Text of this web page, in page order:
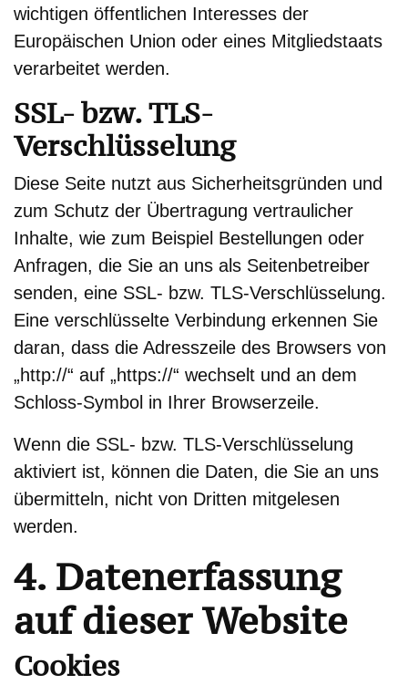
wichtigen öffentlichen Interesses der
Europäischen Union oder eines Mitgliedstaats
verarbeitet werden.
SSL- bzw. TLS-
Verschlüsselung
Diese Seite nutzt aus Sicherheitsgründen und
zum Schutz der Übertragung vertraulicher
Inhalte, wie zum Beispiel Bestellungen oder
Anfragen, die Sie an uns als Seitenbetreiber
senden, eine SSL- bzw. TLS-Verschlüsselung.
Eine verschlüsselte Verbindung erkennen Sie
daran, dass die Adresszeile des Browsers von
„http://“ auf „https://“ wechselt und an dem
Schloss-Symbol in Ihrer Browserzeile.
Wenn die SSL- bzw. TLS-Verschlüsselung
aktiviert ist, können die Daten, die Sie an uns
übermitteln, nicht von Dritten mitgelesen
werden.
4. Datenerfassung
auf dieser Website
Cookies